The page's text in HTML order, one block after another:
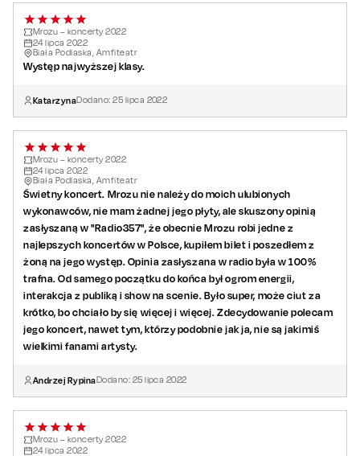
Mrozu – koncerty 2022
24lipca 2022
Biała Podlaska, Amfiteatr
Występ najwyższej klasy.
KatarzynaDodano:25 lipca 2022
Mrozu – koncerty 2022
24lipca 2022
Biała Podlaska, Amfiteatr
Świetny koncert. Mrozu nie należy do moich ulubionych
wykonawców, nie mam żadnej jego płyty, ale skuszony opinią
zasłyszaną w "Radio357", że obecnie Mrozu robi jedne z
najlepszych koncertów w Polsce, kupiłem bilet i poszedłem z
żoną na jego występ. Opinia zasłyszana w radio była w 100%
trafna. Od samego początku do końca był ogrom energii,
interakcja z publiką i show na scenie. Było super, może ciut za
krótko, bo chciało by się więcej i więcej. Zdecydowanie polecam
jego koncert, nawet tym, którzy podobnie jak ja, nie są jakimiś
wielkimi fanami artysty.
Andrzej RypinaDodano: 25 lipca 2022
Mrozu – koncerty 2022
24lipca 2022